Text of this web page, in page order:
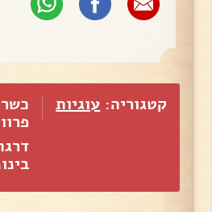
קטגוריה: עוגיות